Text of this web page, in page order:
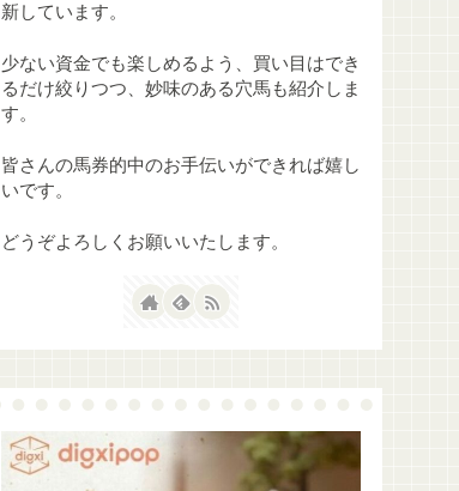
新しています。
少ない資金でも楽しめるよう、買い目はでき
るだけ絞りつつ、妙味のある穴馬も紹介しま
す。
皆さんの馬券的中のお手伝いができれば嬉し
いです。
どうぞよろしくお願いいたします。